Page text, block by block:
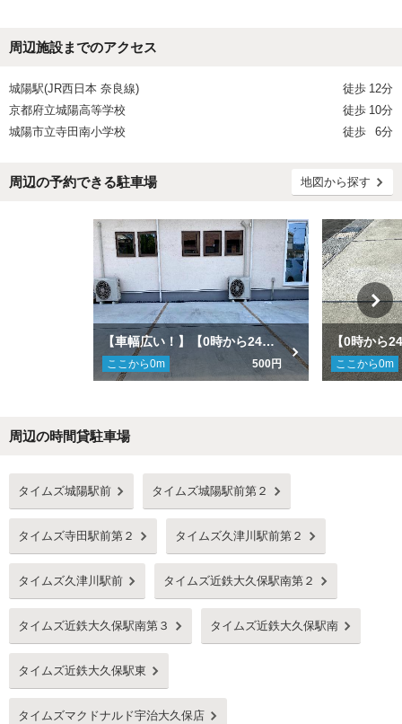
周辺施設までのアクセス
城陽駅(JR西日本 奈良線) 徒歩 12分
京都府立城陽高等学校
徒歩 10分
城陽市立寺田南小学校
徒歩 6分
周辺の予約できる駐車場 地図から探す
【車幅広い！】【0時から24時まで】BakeryCafe吉 駐車場
ここから0m 500円 ここから0m
周辺の時間貸駐車場
タイムズ城陽駅前 タイムズ城陽駅前第２
タイムズ寺田駅前第２ タイムズ久津川駅前第２
タイムズ久津川駅前 タイムズ近鉄大久保駅南第２
タイムズ近鉄大久保駅南第３ タイムズ近鉄大久保駅南
タイムズ近鉄大久保駅東
タイムズマクドナルド宇治大久保店